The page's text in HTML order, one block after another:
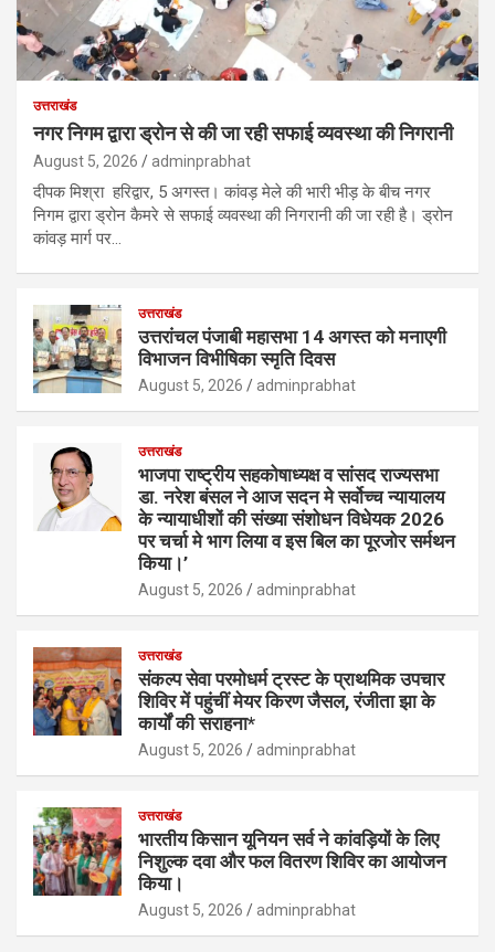
उत्तराखंड
नगर निगम द्वारा ड्रोन से की जा रही सफाई व्यवस्था की निगरानी
August 5, 2026 adminprabhat
दीपक मिश्रा हरिद्वार, 5 अगस्त। कांवड़ मेले की भारी भीड़ के बीच नगर
निगम द्वारा ड्रोन कैमरे से सफाई व्यवस्था की निगरानी की जा रही है। ड्रोन
कांवड़ मार्ग पर…
उत्तराखंड
उत्तरांचल पंजाबी महासभा 14 अगस्त को मनाएगी
विभाजन विभीषिका स्मृति दिवस
August 5, 2026 adminprabhat
उत्तराखंड
भाजपा राष्ट्रीय सहकोषाध्यक्ष व सांसद राज्यसभा
डा. नरेश बंसल ने आज सदन मे सर्वोच्च न्यायालय
के न्यायाधीशों की संख्या संशोधन विधेयक 2026
पर चर्चा मे भाग लिया व इस बिल का पूरजोर सर्मथन
किया।’
August 5, 2026 adminprabhat
उत्तराखंड
संकल्प सेवा परमोधर्म ट्रस्ट के प्राथमिक उपचार
शिविर में पहुंचीं मेयर किरण जैसल, रंजीता झा के
कार्यों की सराहना*
August 5, 2026 adminprabhat
उत्तराखंड
भारतीय किसान यूनियन सर्व ने कांवड़ियों के लिए
निशुल्क दवा और फल वितरण शिविर का आयोजन
किया।
August 5, 2026 adminprabhat